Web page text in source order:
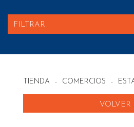
FILTRAR
TIENDA - COMERCIOS -
VOLVER